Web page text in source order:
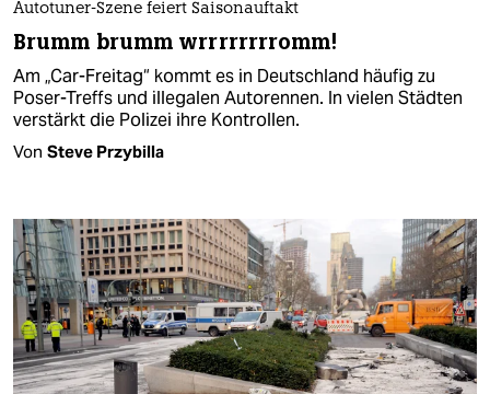
Autotuner-Szene feiert Saisonauftakt
Brumm brumm wrrrrrrrromm!
Am „Car-Freitag“ kommt es in Deutschland häufig zu
Poser-Treffs und illegalen Autorennen. In vielen Städten
verstärkt die Polizei ihre Kontrollen.
Von Steve Przybilla